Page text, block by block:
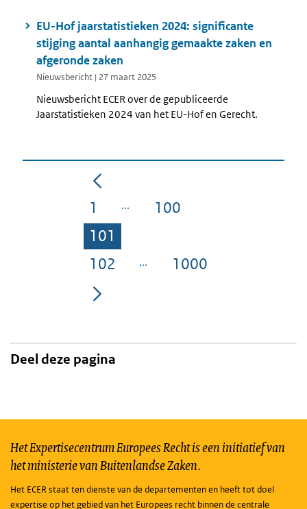
EU-Hof jaarstatistieken 2024: significante
stijging aantal aanhangig gemaakte zaken en
afgeronde zaken
Nieuwsbericht | 27 maart 2025
Nieuwsbericht ECER over de gepubliceerde
Jaarstatistieken 2024 van het EU-Hof en Gerecht.
Pagina
1 Pagina
100
Pagina
101
Pagina
102 Pagina
1000
Deel deze pagina
Het Expertisecentrum Europees Recht is een initiatief van
het ministerie van Buitenlandse Zaken.
Het ECER staat ten dienste van de departementen en heeft tot doel
expertise op het gebied van het Europees recht binnen de centrale